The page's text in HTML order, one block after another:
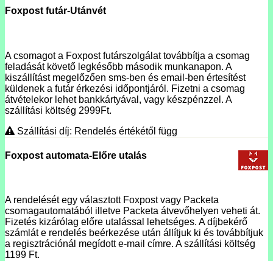
Foxpost futár-Utánvét
A csomagot a Foxpost futárszolgálat továbbítja a csomag
feladását követő legkésőbb második munkanapon. A
kiszállítást megelőzően sms-ben és email-ben értesítést
küldenek a futár érkezési időpontjáról. Fizetni a csomag
átvételekor lehet bankkártyával, vagy készpénzzel. A
szállítási költség 2999Ft.
Szállítási díj: Rendelés értékétől függ
Foxpost automata-Előre utalás
A rendelését egy választott Foxpost vagy Packeta
csomagautomatából illetve Packeta átvevőhelyen veheti át.
Fizetés kizárólag előre utalással lehetséges. A díjbekérő
számlát e rendelés beérkezése után állítjuk ki és továbbítjuk
a regisztrációnál megídott e-mail címre. A szállítási költség
1199 Ft.